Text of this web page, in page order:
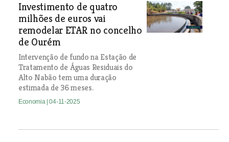
Investimento de quatro
milhões de euros vai
remodelar ETAR no concelho
de Ourém
Intervenção de fundo na Estação de
Tratamento de Águas Residuais do
Alto Nabão tem uma duração
estimada de 36 meses.
Economia | 04-11-2025